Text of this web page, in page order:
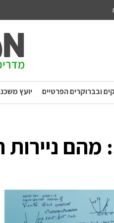
ובברוקרים הפרטיים יועץ
חינוך פיננסי – פרק 5: מהם